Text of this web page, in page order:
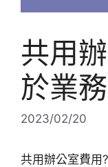
共用
於業
2023/02/20
共用辦公室費用